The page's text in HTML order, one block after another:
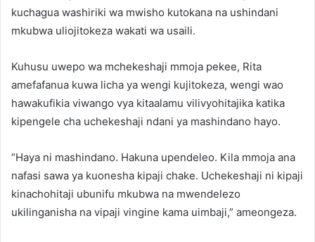
kuchagua washiriki wa mwisho kutokana na ushindani
mkubwa uliojitokeza wakati wa usaili.
Kuhusu uwepo wa mchekeshaji mmoja pekee, Rita
amefafanua kuwa licha ya wengi kujitokeza, wengi wao
hawakufikia viwango vya kitaalamu vilivyohitajika katika
kipengele cha uchekeshaji ndani ya mashindano hayo.
“Haya ni mashindano. Hakuna upendeleo. Kila mmoja ana
nafasi sawa ya kuonesha kipaji chake. Uchekeshaji ni kipaji
kinachohitaji ubunifu mkubwa na mwendelezo
ukilinganisha na vipaji vingine kama uimbaji,” ameongeza.